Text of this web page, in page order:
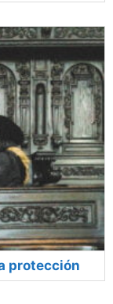
protección